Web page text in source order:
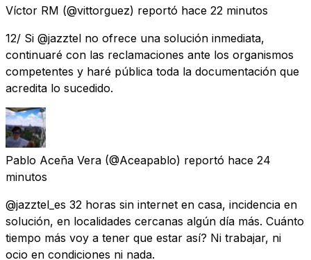
Víctor RM (@vittorguez) reportó hace 22 minutos
12/ Si @jazztel no ofrece una solución inmediata,
continuaré con las reclamaciones ante los organismos
competentes y haré pública toda la documentación que
acredita lo sucedido.
Pablo Aceña Vera (@Aceapablo) reportó hace 24
minutos
@jazztel_es 32 horas sin internet en casa, incidencia en
solución, en localidades cercanas algún día más. Cuánto
tiempo más voy a tener que estar así? Ni trabajar, ni
ocio en condiciones ni nada.